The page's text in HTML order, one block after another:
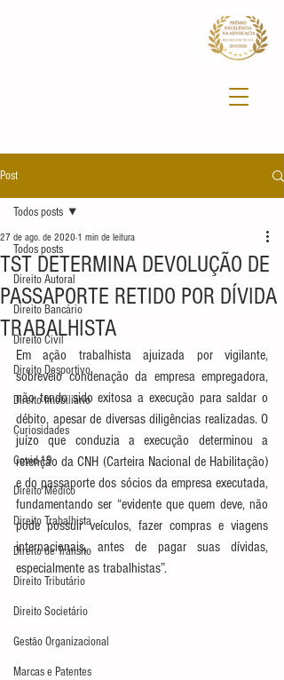
Post
Todos posts
Direito Autoral
Direito Bancário
Direito Civil
Direito Desportivo
Direito Imobiliário
Curiosidades
Covid-19
Direito Médico
Direito Trabalhista
Direito de Trânsito
Direito Tributário
Direito Societário
Gestão Organizacional
Marcas e Patentes
Todos posts
TST DETERMINA DEVOLUÇÃO DE
PASSAPORTE RETIDO POR DÍVIDA
TRABALHISTA
27 de ago. de 2020 1 min de leitura
Em ação trabalhista ajuizada por vigilante,
sobreveio condenação da empresa empregadora,
não tendo sido exitosa a execução para saldar o
débito, apesar de diversas diligências realizadas. O
juízo que conduzia a execução determinou a
retenção da CNH (Carteira Nacional de Habilitação)
e do passaporte dos sócios da empresa executada,
fundamentando ser “evidente que quem deve, não
pode possuir veículos, fazer compras e viagens
internacionais, antes de pagar suas dívidas,
especialmente as trabalhistas”.